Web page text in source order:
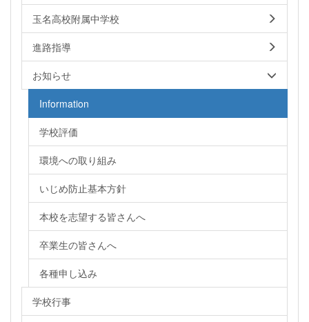
玉名高校附属中学校
進路指導
お知らせ
Information
学校評価
環境への取り組み
いじめ防止基本方針
本校を志望する皆さんへ
卒業生の皆さんへ
各種申し込み
学校行事